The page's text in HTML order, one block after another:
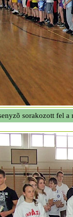
sorakozott fel a